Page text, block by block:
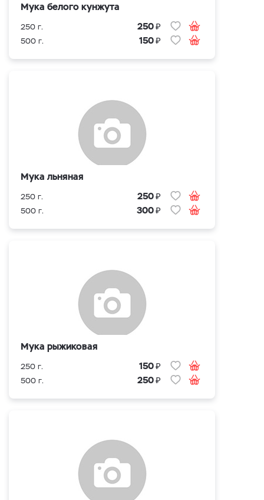
Мука белого кунжута
250 г. 250₽
500 г. 150₽
Мука льняная
250 г. 250₽
500 г. 300₽
Мука рыжиковая
250 г. 150₽
500 г. 250₽